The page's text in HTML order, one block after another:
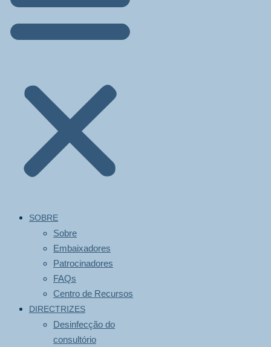
SOBRE
Sobre
Embaixadores
Patrocinadores
FAQs
Centro de Recursos
DIRECTRIZES
Desinfecção do
consultório